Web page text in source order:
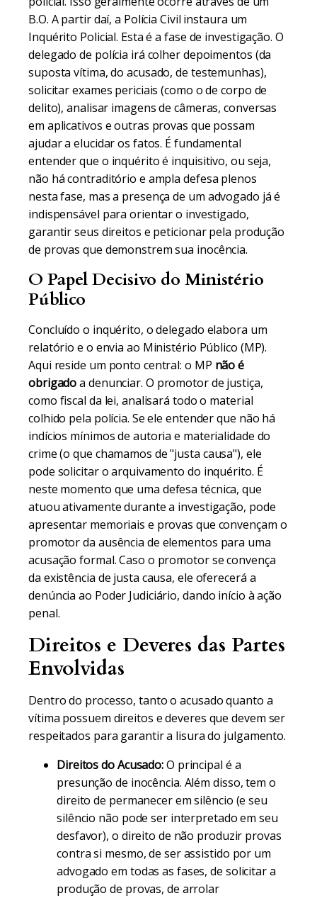
B.O. A partir daí, a Polícia Civil instaura um
Inquérito Policial. Esta é a fase de investigação. O
delegado de polícia irá colher depoimentos (da
suposta vítima, do acusado, de testemunhas),
solicitar exames periciais (como o de corpo de
delito), analisar imagens de câmeras, conversas
em aplicativos e outras provas que possam
ajudar a elucidar os fatos. É fundamental
entender que o inquérito é inquisitivo, ou seja,
não há contraditório e ampla defesa plenos
nesta fase, mas a presença de um advogado já é
indispensável para orientar o investigado,
garantir seus direitos e peticionar pela produção
de provas que demonstrem sua inocência.
O Papel Decisivo do Ministério
Público
Concluído o inquérito, o delegado elabora um
relatório e o envia ao Ministério Público (MP).
Aqui reside um ponto central: o MP não é
obrigadoa denunciar. O promotor de justiça,
como fiscal da lei, analisará todo o material
colhido pela polícia. Se ele entender que não há
indícios mínimos de autoria e materialidade do
crime (o que chamamos de "justa causa"), ele
pode solicitar o arquivamento do inquérito. É
neste momento que uma defesa técnica, que
atuou ativamente durante a investigação, pode
apresentar memoriais e provas que convençam o
promotor da ausência de elementos para uma
acusação formal. Caso o promotor se convença
da existência de justa causa, ele oferecerá a
denúncia ao Poder Judiciário, dando início à ação
penal.
Direitos e Deveres das Partes
Envolvidas
Dentro do processo, tanto o acusado quanto a
vítima possuem direitos e deveres que devem ser
respeitados para garantir a lisura do julgamento.
Direitos do Acusado:O principal é a
presunção de inocência. Além disso, tem o
direito de permanecer em silêncio (e seu
silêncio não pode ser interpretado em seu
desfavor), o direito de não produzir provas
contra si mesmo, de ser assistido por um
advogado em todas as fases, de solicitar a
produção de provas, de arrolar